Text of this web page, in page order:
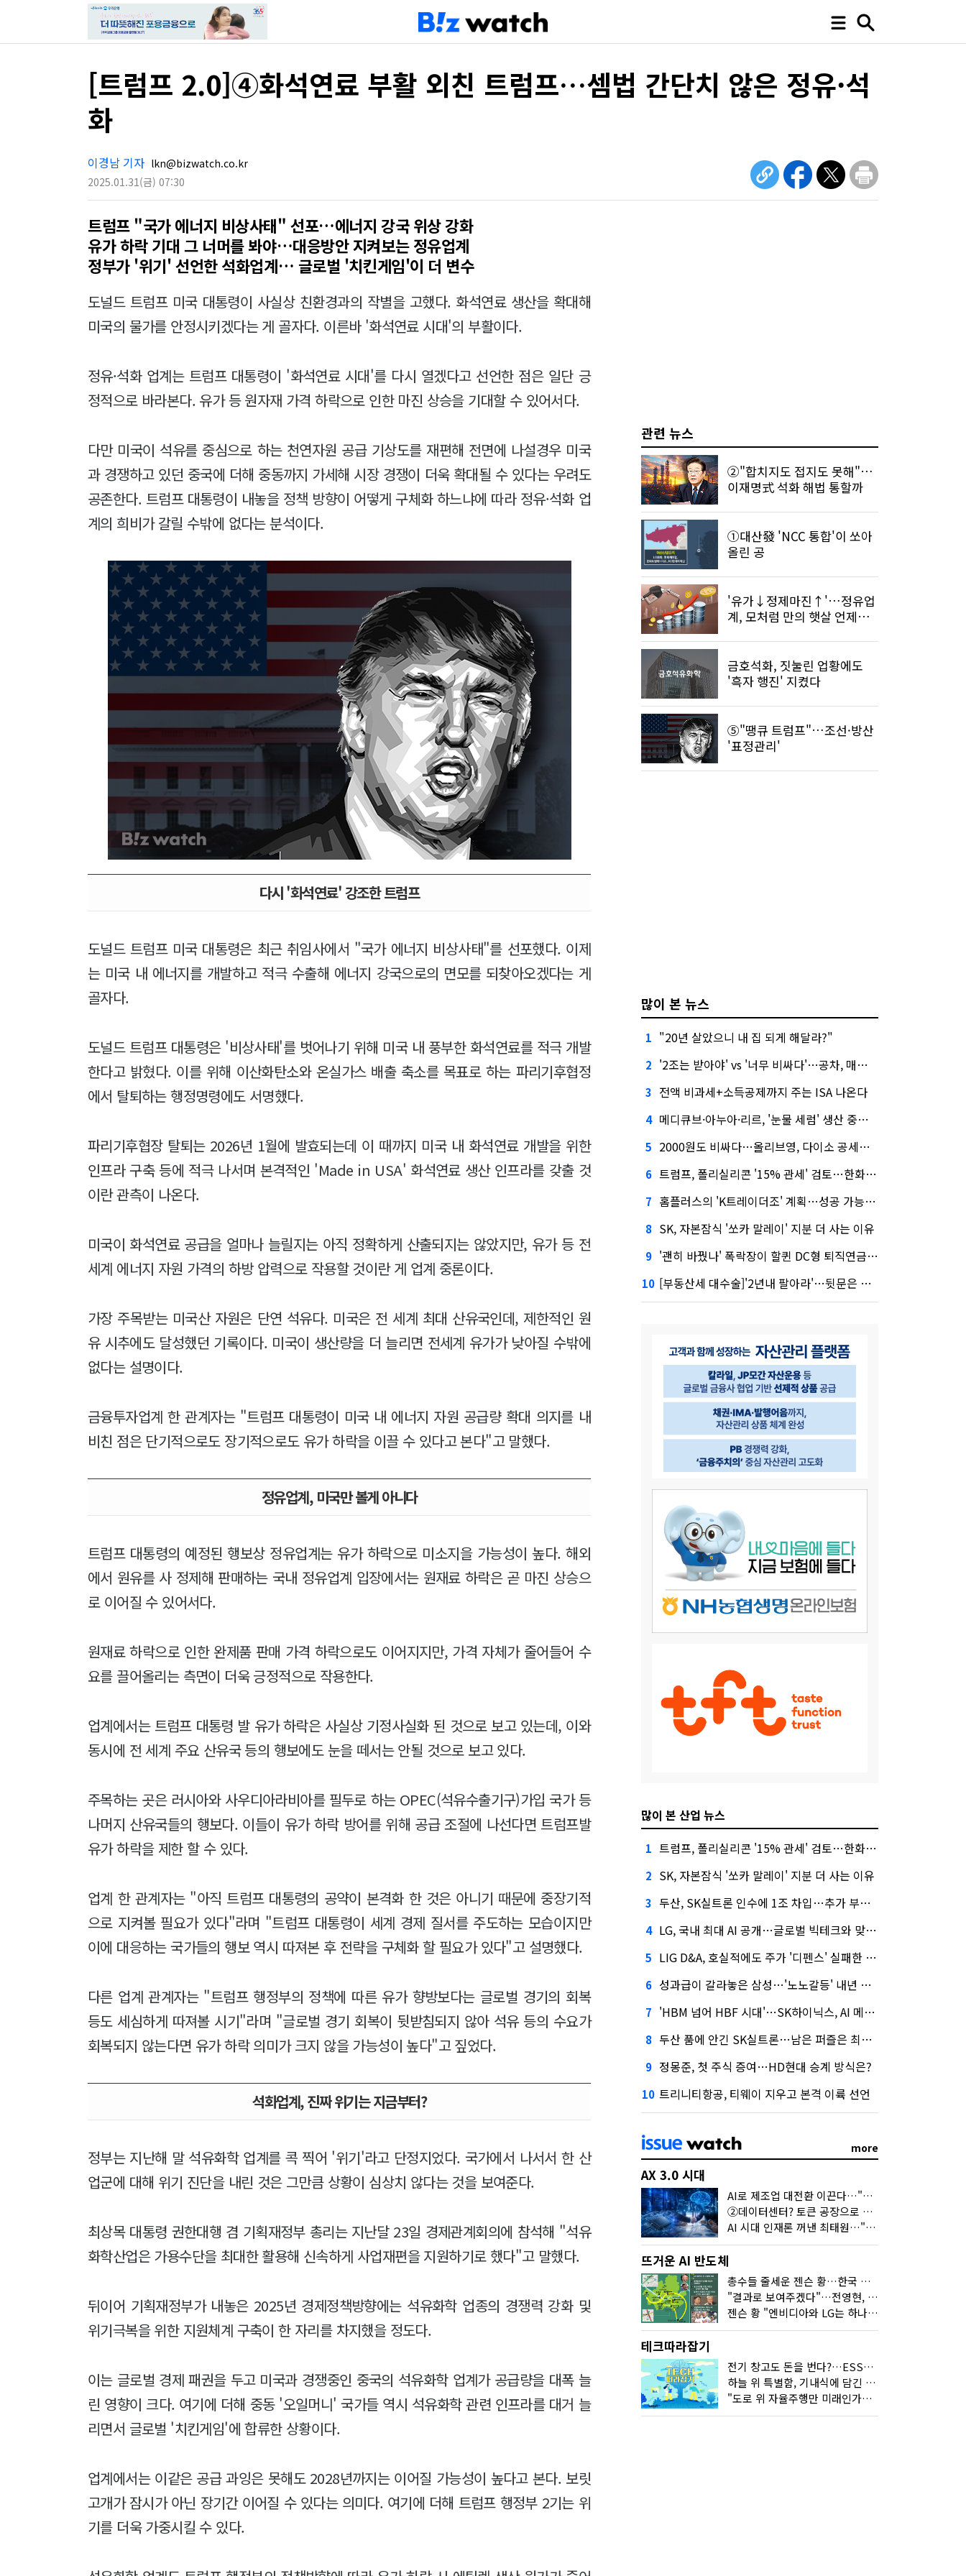
[트럼프 2.0]④화석연료 부활 외친 트럼프…셈법 간단치 않은 정유·석
화
이경남 기자 lkn@bizwatch.co.kr
2025.01.31(금) 07:30
트럼프 "국가 에너지 비상사태" 선포…에너지 강국 위상 강화
유가 하락 기대 그 너머를 봐야…대응방안 지켜보는 정유업계
정부가 '위기' 선언한 석화업계… 글로벌 '치킨게임'이 더 변수
도널드 트럼프 미국 대통령이 사실상 친환경과의 작별을 고했다. 화석연료 생산을 확대해
미국의 물가를 안정시키겠다는 게 골자다. 이른바 '화석연료 시대'의 부활이다.
정유·석화 업계는 트럼프 대통령이 '화석연료 시대'를 다시 열겠다고 선언한 점은 일단 긍
정적으로 바라본다. 유가 등 원자재 가격 하락으로 인한 마진 상승을 기대할 수 있어서다.
다만 미국이 석유를 중심으로 하는 천연자원 공급 기상도를 재편해 전면에 나설경우 미국
과 경쟁하고 있던 중국에 더해 중동까지 가세해 시장 경쟁이 더욱 확대될 수 있다는 우려도
공존한다. 트럼프 대통령이 내놓을 정책 방향이 어떻게 구체화 하느냐에 따라 정유·석화 업
계의 희비가 갈릴 수밖에 없다는 분석이다.
다시 '화석연료' 강조한 트럼프
도널드 트럼프 미국 대통령은 최근 취임사에서 "국가 에너지 비상사태"를 선포했다. 이제
는 미국 내 에너지를 개발하고 적극 수출해 에너지 강국으로의 면모를 되찾아오겠다는 게
골자다.
도널드 트럼프 대통령은 '비상사태'를 벗어나기 위해 미국 내 풍부한 화석연료를 적극 개발
한다고 밝혔다. 이를 위해 이산화탄소와 온실가스 배출 축소를 목표로 하는 파리기후협정
에서 탈퇴하는 행정명령에도 서명했다.
파리기후협장 탈퇴는 2026년 1월에 발효되는데 이 때까지 미국 내 화석연료 개발을 위한
인프라 구축 등에 적극 나서며 본격적인 'Made in USA' 화석연료 생산 인프라를 갖출 것
이란 관측이 나온다.
미국이 화석연료 공급을 얼마나 늘릴지는 아직 정확하게 산출되지는 않았지만, 유가 등 전
세계 에너지 자원 가격의 하방 압력으로 작용할 것이란 게 업계 중론이다.
가장 주목받는 미국산 자원은 단연 석유다. 미국은 전 세계 최대 산유국인데, 제한적인 원
유 시추에도 달성했던 기록이다. 미국이 생산량을 더 늘리면 전세계 유가가 낮아질 수밖에
없다는 설명이다.
금융투자업계 한 관계자는 "트럼프 대통령이 미국 내 에너지 자원 공급량 확대 의지를 내
비친 점은 단기적으로도 장기적으로도 유가 하락을 이끌 수 있다고 본다"고 말했다.
정유업계, 미국만 볼게 아니다
트럼프 대통령의 예정된 행보상 정유업계는 유가 하락으로 미소지을 가능성이 높다. 해외
에서 원유를 사 정제해 판매하는 국내 정유업계 입장에서는 원재료 하락은 곧 마진 상승으
로 이어질 수 있어서다.
원재료 하락으로 인한 완제품 판매 가격 하락으로도 이어지지만, 가격 자체가 줄어들어 수
요를 끌어올리는 측면이 더욱 긍정적으로 작용한다.
업계에서는 트럼프 대통령 발 유가 하락은 사실상 기정사실화 된 것으로 보고 있는데, 이와
동시에 전 세계 주요 산유국 등의 행보에도 눈을 떼서는 안될 것으로 보고 있다.
주목하는 곳은 러시아와 사우디아라비아를 필두로 하는 OPEC(석유수출기구)가입 국가 등
나머지 산유국들의 행보다. 이들이 유가 하락 방어를 위해 공급 조절에 나선다면 트럼프발
유가 하락을 제한 할 수 있다.
업계 한 관계자는 "아직 트럼프 대통령의 공약이 본격화 한 것은 아니기 때문에 중장기적
으로 지켜볼 필요가 있다"라며 "트럼프 대통령이 세계 경제 질서를 주도하는 모습이지만
이에 대응하는 국가들의 행보 역시 따져본 후 전략을 구체화 할 필요가 있다"고 설명했다.
다른 업계 관계자는 "트럼프 행정부의 정책에 따른 유가 향방보다는 글로벌 경기의 회복
등도 세심하게 따져볼 시기"라며 "글로벌 경기 회복이 뒷받침되지 않아 석유 등의 수요가
회복되지 않는다면 유가 하락 의미가 크지 않을 가능성이 높다"고 짚었다.
석화업계, 진짜 위기는 지금부터?
정부는 지난해 말 석유화학 업계를 콕 찍어 '위기'라고 단정지었다. 국가에서 나서서 한 산
업군에 대해 위기 진단을 내린 것은 그만큼 상황이 심상치 않다는 것을 보여준다.
최상목 대통령 권한대행 겸 기획재정부 총리는 지난달 23일 경제관계회의에 참석해 "석유
화학산업은 가용수단을 최대한 활용해 신속하게 사업재편을 지원하기로 했다"고 말했다.
뒤이어 기획재정부가 내놓은 2025년 경제정책방향에는 석유화학 업종의 경쟁력 강화 및
위기극복을 위한 지원체계 구축이 한 자리를 차지했을 정도다.
이는 글로벌 경제 패권을 두고 미국과 경쟁중인 중국의 석유화학 업계가 공급량을 대폭 늘
린 영향이 크다. 여기에 더해 중동 '오일머니' 국가들 역시 석유화학 관련 인프라를 대거 늘
리면서 글로벌 '치킨게임'에 합류한 상황이다.
업계에서는 이같은 공급 과잉은 못해도 2028년까지는 이어질 가능성이 높다고 본다. 보릿
고개가 잠시가 아닌 장기간 이어질 수 있다는 의미다. 여기에 더해 트럼프 행정부 2기는 위
기를 더욱 가중시킬 수 있다.
관련 뉴스
②"합치지도 접지도 못해"…
이재명式 석화 해법 통할까
①대산發 'NCC 통합'이 쏘아
올린 공
'유가↓정제마진↑'…정유업
계, 모처럼 만의 햇살 언제까
금호석화, 짓눌린 업황에도
'흑자 행진' 지켰다
⑤"땡큐 트럼프"…조선·방산
'표정관리'
많이 본 뉴스
1 "20년 살았으니 내 집 되게 해달라?"
2 '2조는 받아야' vs '너무 비싸다'…공차, 매각 성공할까
3 전액 비과세+소득공제까지 주는 ISA 나온다
4 메디큐브·아누아·리르, '눈물 세럼' 생산 중단한다
5 2000원도 비싸다…올리브영, 다이소 공세에 '가성비'로 맞불
6 트럼프, 폴리실리콘 '15% 관세' 검토…한화큐셀·OCI 영향은?
7 홈플러스의 'K트레이더조' 계획…성공 가능성은 '글쎄'
8 SK, 자본잠식 '쏘카 말레이' 지분 더 사는 이유
9 '괜히 바꿨나' 폭락장이 할퀸 DC형 퇴직연금…전문가 조언은
10 [부동산세 대수술]'2년내 팔아라'…뒷문은 열었다
많이 본 산업 뉴스
1 트럼프, 폴리실리콘 '15% 관세' 검토…한화큐셀·OCI 영향은?
2 SK, 자본잠식 '쏘카 말레이' 지분 더 사는 이유
3 두산, SK실트론 인수에 1조 차입…추가 부담은?
4 LG, 국내 최대 AI 공개…글로벌 빅테크와 맞붙는다
5 LIG D&A, 호실적에도 주가 '디펜스' 실패한 이유
6 성과급이 갈라놓은 삼성…'노노갈등' 내년 교섭 판 흔들까
7 'HBM 넘어 HBF 시대'…SK하이닉스, AI 메모리 표준 선점 나섰다
8 두산 품에 안긴 SK실트론…남은 퍼즐은 최태원 지분 29.4%
9 정몽준, 첫 주식 증여…HD현대 승계 방식은?
10 트리니티항공, 티웨이 지우고 본격 이륙 선언
more
AX 3.0 시대
AI로 제조업 대전환 이끈다…"2030년까지 민관합동 20조 투자"
②데이터센터? 토큰 공장으로 변신
AI 시대 인재론 꺼낸 최태원…"협업이 경쟁력"
뜨거운 AI 반도체
총수들 줄세운 젠슨 황…한국 산업계 새판 짰다
"결과로 보여주겠다"…전영현, 젠슨 황과 HBM5 논의
젠슨 황 "엔비디아와 LG는 하나의 거대한 팀"
테크따라잡기
전기 창고도 돈을 번다?…ESS의 '두뇌' EMO가 뭐길래
하늘 위 특별함, 기내식에 담긴 기술의 세계
"도로 위 자율주행만 미래인가요"…진흙탕서 길 내는 HD현대 AI 기술